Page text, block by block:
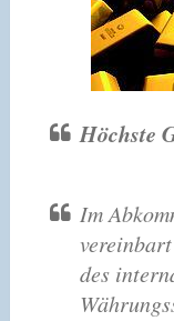
Höchste
Im
des